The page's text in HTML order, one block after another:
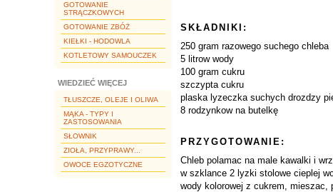
GOTOWANIE
STRĄCZKOWYCH
GOTOWANIE ZBÓŻ
KIEŁKI - HODOWLA
KOTLETOWY SAMOUCZEK
WIEDZIEĆ WIĘCEJ
TŁUSZCZE, OLEJE I OLIWA
MĄKA - TYPY I
ZASTOSOWANIA
SŁOWNIK
ZIOŁA, PRZYPRAWY...
OWOCE EGZOTYCZNE
SKŁADNIKI:
250 gram razowego suchego chleba
5 litrow wody
100 gram cukru
szczypta cukru
plaska lyzeczka suchych drozdzy
8 rodzynkow na butelkę
PRZYGOTOWANIE:
Chleb polamac na male kawalki i
w szklance 2 lyzki stolowe cieplej
wody kolorowej z cukrem, mieszac,